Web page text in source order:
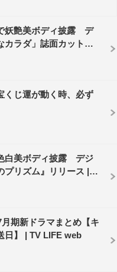
妖艶美ボディ披露 デ
カラダ」誌面カット公
くじ運が動く時、必ず
白美ボディ披露 デジ
プリズム』リリース | T
期新ドラマまとめ【キ
日】 | TV LIFE web